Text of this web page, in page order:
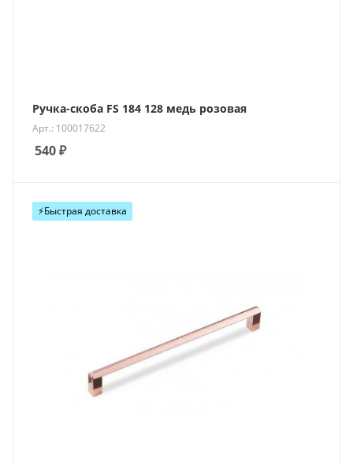
Ручка-скоба FS 184 128 медь розовая
Арт.: 100017622
540₽
⚡️Быстрая доставка